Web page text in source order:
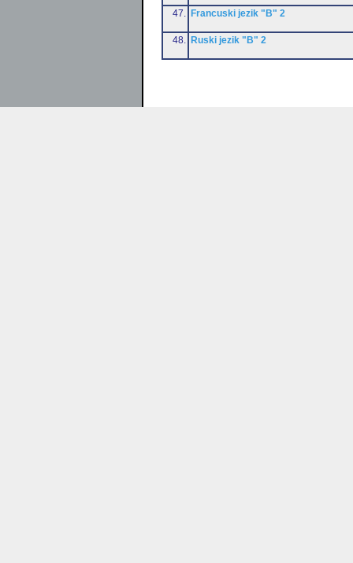
47. Francuski jezik "B" 2
48. Ruski jezik "B" 2